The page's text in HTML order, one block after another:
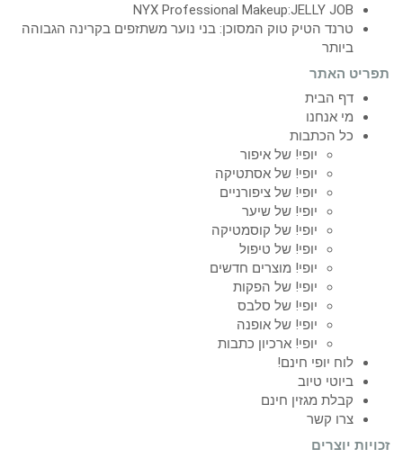
NYX Professional Makeup:JELLY JOB
טרנד הטיק טוק המסוכן: בני נוער משתזפים בקרינה הגבוהה
ביותר
תפריט האתר
דף הבית
מי אנחנו
כל הכתבות
יופי! של איפור
יופי! של אסתטיקה
יופי! של ציפורניים
יופי! של שיער
יופי! של קוסמטיקה
יופי! של טיפול
יופי! מוצרים חדשים
יופי! של הפקות
יופי! של סלבס
יופי! של אופנה
יופי! ארכיון כתבות
לוח יופי חינם!
ביוטי טיוב
קבלת מגזין חינם
צרו קשר
זכויות יוצרים